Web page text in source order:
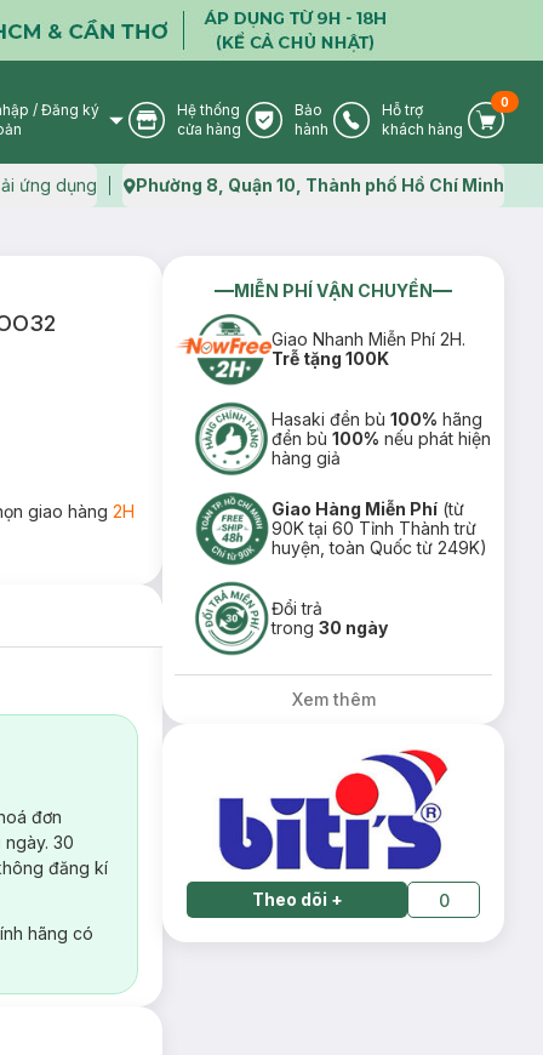
User Icon
/ Đăng ký
Store Icon
Hệ thống
cửa hàng
Warranty Icon
Bảo
hành
Phone Icon
Hỗ trợ
khách hàng
Cart
0
ứng dụng Map icon
Phường 8, Quận 10, Thành phố Hồ Chí Minh
giao hàng 2H
đơn
30
đăng kí
hãng có
MIỄN PHÍ VẬN CHUYỂN
Giao Nhanh Miễn Phí 2H.
Trễ tặng 100K
Hasaki đền bù100% hãng
đền bù100% nếu phát hiện
hàng giả
Giao Hàng Miễn Phí (từ
90K tại 60 Tỉnh Thành trừ
huyện, toàn Quốc từ 249K)
Đổi trả
trong30 ngày
Xem thêm
Theo dõi + 0